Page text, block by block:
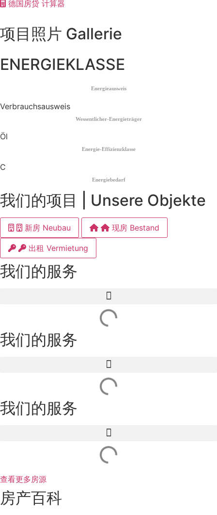
德国房贷 计算器
项目照片 Gallerie
ENERGIEKLASSE
Energieausweis
Verbrauchsausweis
Wessentlicher-Energieträger
Öl
Energie-Effizienzklasse
C
Energiebedarf
我们的项目 | Unsere Objekte
新房 Neubau 现房 Bestand
出租 Vermietung
我们的服务
我们的服务
我们的服务
查看更多房源
房产百科